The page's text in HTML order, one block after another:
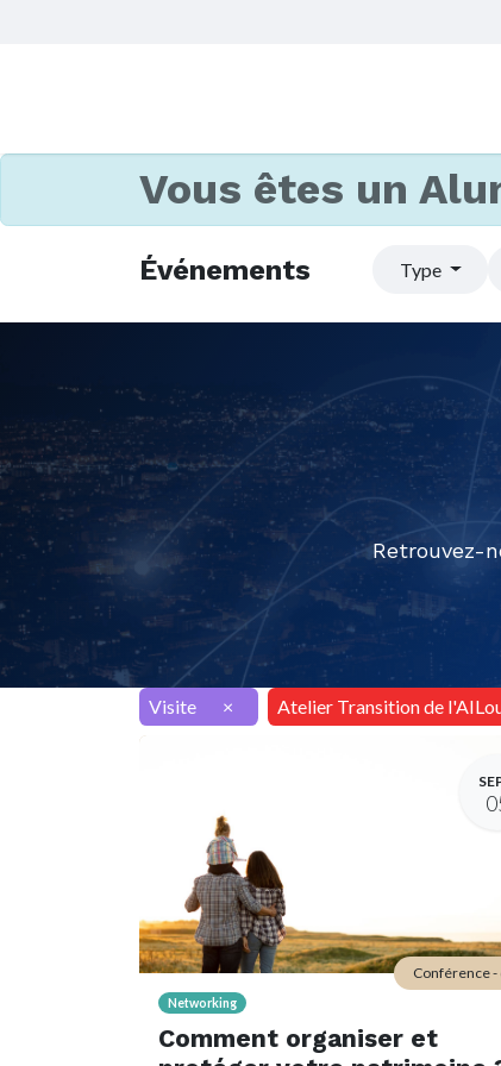
Vous êtes un
Événements Type
Retrouvez-
Visite × Atelier Transition de
Networking
Comment organiser et
Conférence -